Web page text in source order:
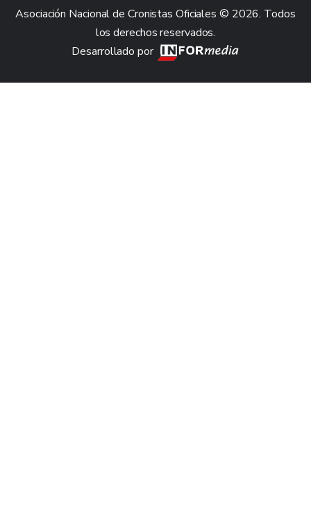
Asociación Nacional de Cronistas Oficiales © 2026. Todos
los derechos reservados.
Desarrollado por